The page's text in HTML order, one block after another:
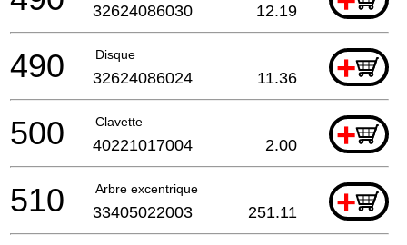
32624086030 12.19
Disque +
490 32624086024 11.36
Clavette +
500 40221017004 2.00
Arbre excentrique +
510 33405022003 251.11